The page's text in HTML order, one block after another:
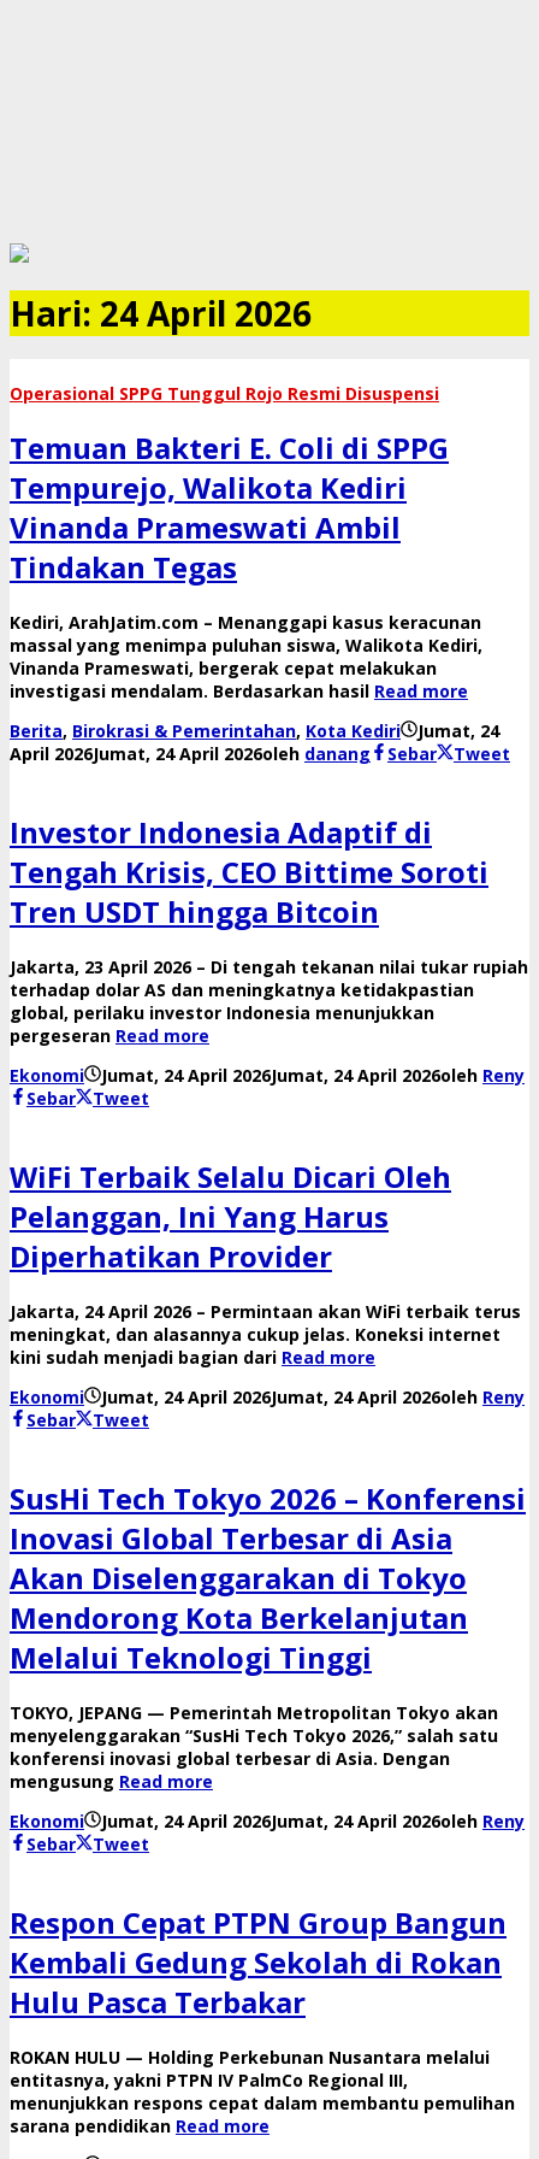
Hari: 24 April 2026
​Operasional SPPG Tunggul Rojo Resmi Disuspensi
Temuan Bakteri E. Coli di SPPG
Tempurejo, Walikota Kediri
Vinanda Prameswati Ambil
Tindakan Tegas
​Kediri, ArahJatim.com – Menanggapi kasus keracunan
massal yang menimpa puluhan siswa, Walikota Kediri,
Vinanda Prameswati, bergerak cepat melakukan
investigasi mendalam. Berdasarkan hasil Read more
Berita, Birokrasi & Pemerintahan, Kota Kediri
Jumat, 24
April 2026Jumat, 24 April 2026oleh danang Sebar Tweet
Investor Indonesia Adaptif di
Tengah Krisis, CEO Bittime Soroti
Tren USDT hingga Bitcoin
Jakarta, 23 April 2026 – Di tengah tekanan nilai tukar rupiah
terhadap dolar AS dan meningkatnya ketidakpastian
global, perilaku investor Indonesia menunjukkan
pergeseran Read more
Ekonomi
Jumat, 24 April 2026Jumat, 24 April 2026oleh Reny
Sebar
Tweet
WiFi Terbaik Selalu Dicari Oleh
Pelanggan, Ini Yang Harus
Diperhatikan Provider
Jakarta, 24 April 2026 – Permintaan akan WiFi terbaik terus
meningkat, dan alasannya cukup jelas. Koneksi internet
kini sudah menjadi bagian dari Read more
Ekonomi
Jumat, 24 April 2026Jumat, 24 April 2026oleh Reny
Sebar
Tweet
SusHi Tech Tokyo 2026 – Konferensi
Inovasi Global Terbesar di Asia
Akan Diselenggarakan di Tokyo
Mendorong Kota Berkelanjutan
Melalui Teknologi Tinggi
TOKYO, JEPANG — Pemerintah Metropolitan Tokyo akan
menyelenggarakan “SusHi Tech Tokyo 2026,” salah satu
konferensi inovasi global terbesar di Asia. Dengan
mengusung Read more
Ekonomi
Jumat, 24 April 2026Jumat, 24 April 2026oleh Reny
Sebar
Tweet
Respon Cepat PTPN Group Bangun
Kembali Gedung Sekolah di Rokan
Hulu Pasca Terbakar
ROKAN HULU — Holding Perkebunan Nusantara melalui
entitasnya, yakni PTPN IV PalmCo Regional III,
menunjukkan respons cepat dalam membantu pemulihan
sarana pendidikan Read more